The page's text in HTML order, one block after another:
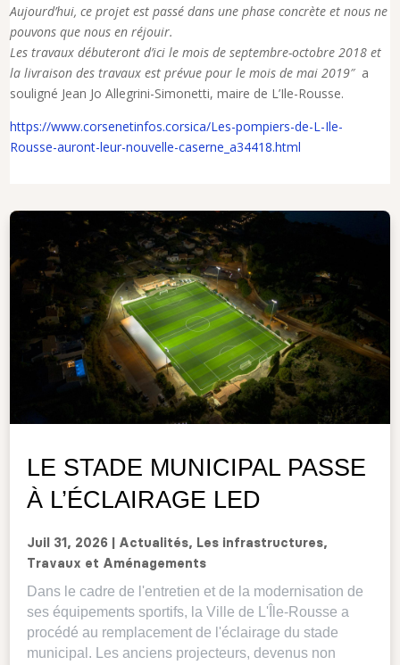
Aujourd’hui, ce projet est passé dans une phase concrète et nous ne
pouvons que nous en réjouir.
Les travaux débuteront d’ici le mois de septembre-octobre 2018 et
la livraison des travaux est prévue pour le mois de mai 2019″ a
souligné Jean Jo Allegrini-Simonetti, maire de L’Ile-Rousse.
https://www.corsenetinfos.corsica/Les-pompiers-de-L-Ile-
Rousse-auront-leur-nouvelle-caserne_a34418.html
LE STADE MUNICIPAL PASSE
À L’ÉCLAIRAGE LED
Juil 31, 2026 Actualités, Les infrastructures,
Travaux et Aménagements
Dans le cadre de l'entretien et de la modernisation de
ses équipements sportifs, la Ville de L'Île-Rousse a
procédé au remplacement de l'éclairage du stade
municipal. Les anciens projecteurs, devenus non